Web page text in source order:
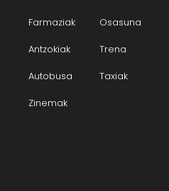
Farmaziak
Osasuna
Antzokiak
Trena
Autobusa
Taxiak
Zinemak